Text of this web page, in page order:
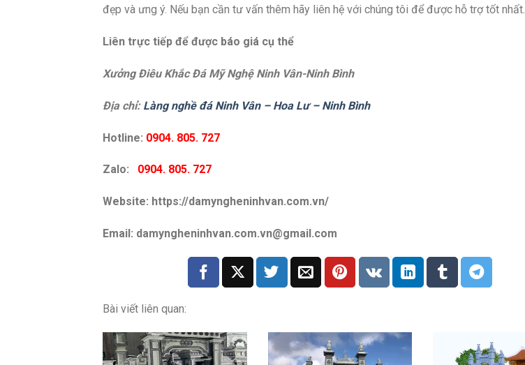
đẹp và ưng ý. Nếu bạn cần tư vấn thêm hãy liên hệ với chúng tôi để được hỗ trợ tốt nhất.
Liên trực tiếp để được báo giá cụ thể
Xưởng Điêu Khắc Đá Mỹ Nghệ Ninh Vân-Ninh Bình
Địa chỉ: Làng nghề đá Ninh Vân – Hoa Lư – Ninh Bình
Hotline: 0904. 805. 727
Zalo: 0904. 805. 727
Website: https://damyngheninhvan.com.vn/
Email: damyngheninhvan.com.vn@gmail.com
Bài viết liên quan: